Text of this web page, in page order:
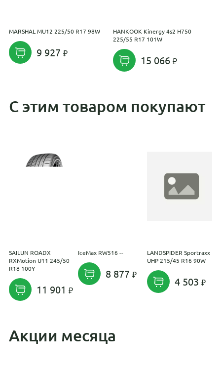
MARSHAL MU12 225/50 R17 98W
9 927
HANKOOK Kinergy 4s2 H750
225/55 R17 101W
15 066
С этим товаром покупают
SAILUN ROADX
RXMotion U11 245/50
R18 100Y
11 901
IceMax RW516 --
8 877
LANDSPIDER Sportraxx
UHP 215/45 R16 90W
4 503
Акции месяца